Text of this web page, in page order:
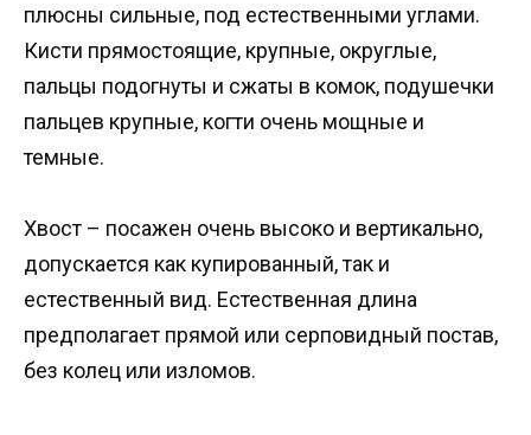
плюсны сильные, под естественными углами.
Кисти прямостоящие, крупные, округлые,
пальцы подогнуты и сжаты в комок, подушечки
пальцев крупные, когти очень мощные и
темные.
Хвост – посажен очень высоко и вертикально,
допускается как купированный, так и
естественный вид. Естественная длина
предполагает прямой или серповидный постав,
без колец или изломов.